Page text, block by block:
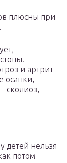
плюсны при
и артрит
осанки,
сколиоз,
детей нельзя
потом